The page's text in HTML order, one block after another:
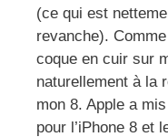
(ce qui est
revanche).
coque en cuir sur
naturellement à la
mon 8. Apple a
pour l’iPhone 8 et